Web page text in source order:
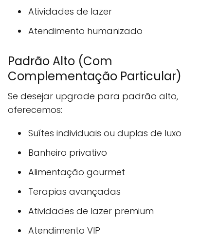
Atividades de lazer
Atendimento humanizado
Padrão Alto (Com
Complementação Particular)
Se desejar upgrade para padrão alto,
oferecemos:
Suítes individuais ou duplas de luxo
Banheiro privativo
Alimentação gourmet
Terapias avançadas
Atividades de lazer premium
Atendimento VIP